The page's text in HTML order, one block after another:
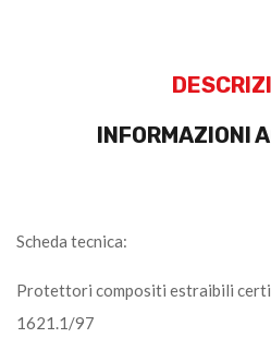
INFORMAZIONI
Scheda tecnica:
Protettori compositi estraibili
1621.1/97